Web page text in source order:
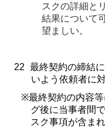
スクの詳細と
結果について
望ましい。
22 最終契約の締結
いよう依頼者に
※最終契約の内容
グ後に当事者間
スク事項が含ま